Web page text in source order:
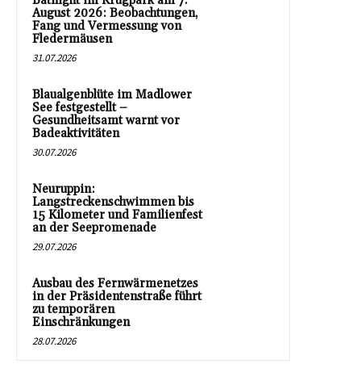
August 2026: Beobachtungen,
Fang und Vermessung von
Fledermäusen
31.07.2026
Blaualgenblüte im Madlower
See festgestellt –
Gesundheitsamt warnt vor
Badeaktivitäten
30.07.2026
Neuruppin:
Langstreckenschwimmen bis
15 Kilometer und Familienfest
an der Seepromenade
29.07.2026
Ausbau des Fernwärmenetzes
in der Präsidentenstraße führt
zu temporären
Einschränkungen
28.07.2026